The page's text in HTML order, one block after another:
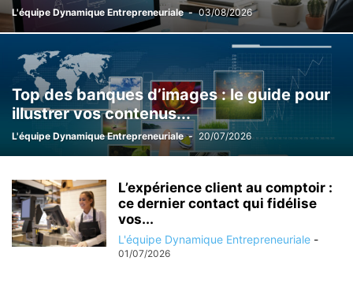
L'équipe Dynamique Entrepreneuriale - 03/08/2026
Top des banques d’images : le guide pour
illustrer vos contenus...
L'équipe Dynamique Entrepreneuriale - 20/07/2026
L’expérience client au comptoir :
ce dernier contact qui fidélise
vos...
L'équipe Dynamique Entrepreneuriale -
01/07/2026